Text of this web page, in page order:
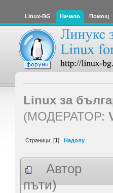
Linux-BG Начало Помощ
Linux за
(МОДЕРАТОР:
Страници: [1] Надолу
Автор
пъти)